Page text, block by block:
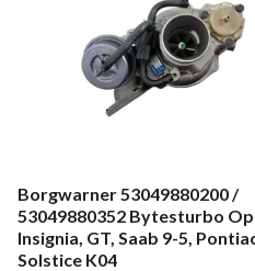
Borgwarner 53049880200 /
53049880352 Bytesturbo
Insignia, GT, Saab 9-5,
Solstice K04